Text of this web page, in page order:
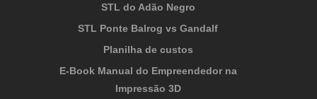
STL do Adão Negro
STL Ponte Balrog vs Gandalf
Planilha de custos
E-Book Manual do Empreendedor na
Impressão 3D